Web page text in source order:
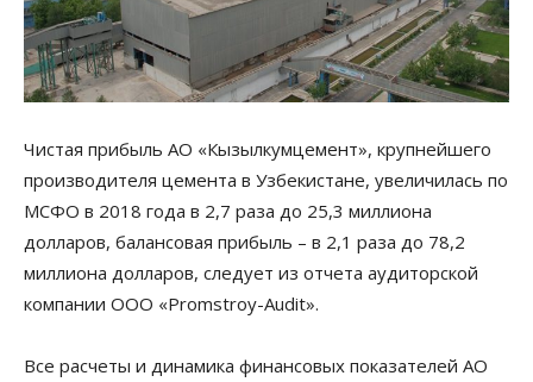
Чистая прибыль АО «Кызылкумцемент», крупнейшего
производителя цемента в Узбекистане, увеличилась по
МСФО в 2018 года в 2,7 раза до 25,3 миллиона
долларов, балансовая прибыль – в 2,1 раза до 78,2
миллиона долларов, следует из отчета аудиторской
компании ООО «Promstroy-Audit».
Все расчеты и динамика финансовых показателей АО